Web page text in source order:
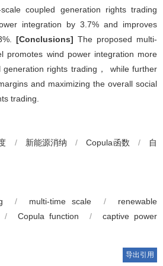
coupled generation rights trading
integration by 3.7% and improves
[Conclusions] The proposed multi-
promotes wind power integration more
generation rights trading， while further
and maximizing the overall social
trading.
/ 新能源消纳 / Copula函数 /
自
/ multi-time scale /
renewable
/ Copula function /
captive power
导出引用